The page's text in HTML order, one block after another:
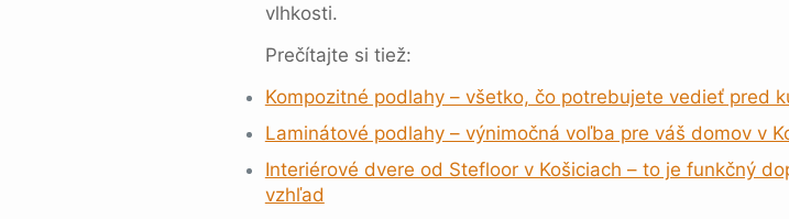
vlhkosti.
Prečítajte si tiež:
Kompozitné podlahy – všetko, čo potrebujete vedieť pred
Laminátové podlahy – výnimočná voľba pre váš domov v
Interiérové dvere od Stefloor v Košiciach – to je funkčný
vzhľad